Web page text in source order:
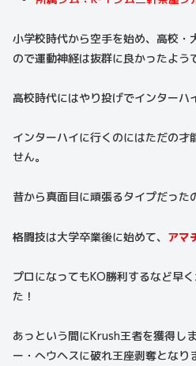
小学校時代から空手を始め、高校・
ので運動神経は抜群に良かったよ
高校時代にはやり投げでインターハ
インターハイに行くのにはただの才
せん。
昔から真面目に頑張るタイプだっ
格闘技は大学卒業後に始めて、 アマ
プロになってもKO勝利するなど早
た！
あっという間にKrush王者を獲得し
ー・へウヘスに破れ王座剥奪となり